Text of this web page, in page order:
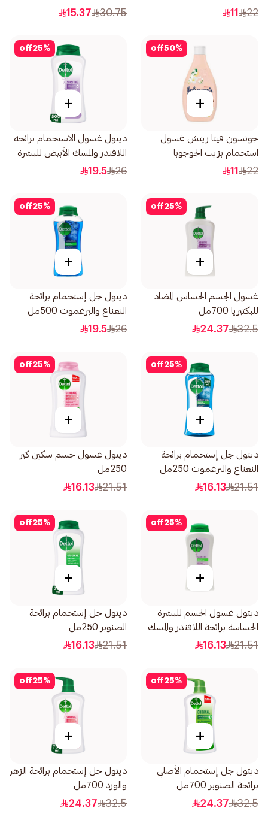
22
11
30.75
15.37
50%
off
+
جونسون فيتا ريتش غسول
استحمام بزيت الجوجوبا
وفيتامين هـ 250مل
22
11
25%
off
+
ديتول غسول الاستحمام برائحة
اللافندر والمسك الأبيض للبشرة
الحساسة 500مل
26
19.5
25%
off
+
غسول الجسم الحساس المضاد
للبكتيريا 700مل
32.5
24.37
25%
off
+
ديتول جل إستحمام برائحة
النعناع والبرغموت 500مل
26
19.5
25%
off
+
ديتول جل إستحمام برائحة
النعناع والبرغموت 250مل
21.51
16.13
25%
off
+
ديتول غسول جسم سكين كير
250مل
21.51
16.13
25%
off
+
ديتول غسول الجسم للبشرة
الحساسة برائحة اللافندر والمسك
الأبيض 250مل
21.51
16.13
25%
off
+
ديتول جل إستحمام برائحة
الصنوبر 250مل
21.51
16.13
25%
off
+
ديتول جل إستحمام الأصلي
برائحة الصنوبر 700مل
32.5
24.37
25%
off
+
ديتول جل إستحمام برائحة الزهر
والورد 700مل
32.5
24.37